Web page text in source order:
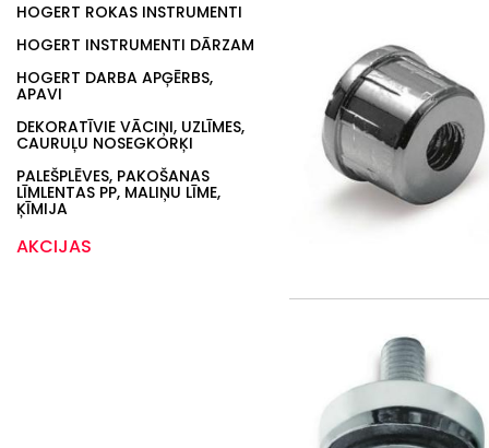
HOGERT ROKAS INSTRUMENTI
HOGERT INSTRUMENTI DĀRZAM
HOGERT DARBA APĢĒRBS,
APAVI
DEKORATĪVIE VĀCIŅI, UZLĪMES,
CAURUĻU NOSEGKORĶI
PALEŠPLĒVES, PAKOŠANAS
LĪMLENTAS PP, MALIŅU LĪME,
ĶĪMIJA
AKCIJAS